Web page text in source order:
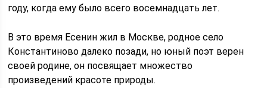
году, когда ему было всего восемнадцать лет.
В это время Есенин жил в Москве, родное село
Константиново далеко позади, но юный поэт верен
своей родине, он посвящает множество
произведений красоте природы.